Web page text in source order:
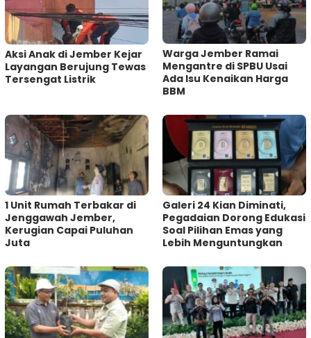
Aksi Anak di Jember Kejar
Layangan Berujung Tewas
Tersengat Listrik
Warga Jember Ramai
Mengantre di SPBU Usai
Ada Isu Kenaikan Harga
BBM
1 Unit Rumah Terbakar di
Jenggawah Jember,
Kerugian Capai Puluhan
Juta
Galeri 24 Kian Diminati,
Pegadaian Dorong Edukasi
Soal Pilihan Emas yang
Lebih Menguntungkan